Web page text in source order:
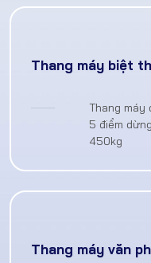
Thang máy biệt
Thang máy
5 điểm dừng
450kg
Thang máy văn